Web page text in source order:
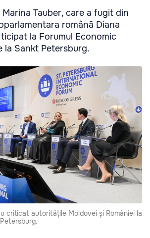
Tauber, care a fugit din
română Diana
la Forumul Economic
la Sankt Petersburg.
criticat autoritățile Moldovei și României la